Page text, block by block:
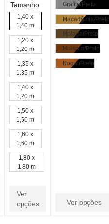
Tamanho
1,40 x
1,40 m
1,20 x
1,20 m
1,35 x
1,35 m
1,40 x
1,20 m
1,50 x
1,50 m
1,60 x
1,60 m
1,80 x
1,80 m
Ver
opções
Grafite/Preto
Macadâmia/Preto
Málaga/Preto
Marsala/Preto
Nogal/Preto
Ver opções